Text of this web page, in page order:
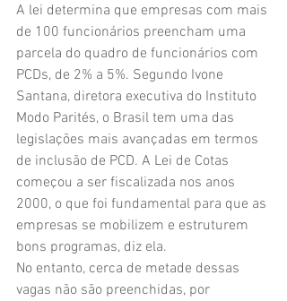
A lei determina que empresas com mais
de 100 funcionários preencham uma
parcela do quadro de funcionários com
PCDs, de 2% a 5%. Segundo Ivone
Santana, diretora executiva do Instituto
Modo Parités, o Brasil tem uma das
legislações mais avançadas em termos
de inclusão de PCD. A Lei de Cotas
começou a ser fiscalizada nos anos
2000, o que foi fundamental para que as
empresas se mobilizem e estruturem
bons programas, diz ela.
No entanto, cerca de metade dessas
vagas não são preenchidas, por